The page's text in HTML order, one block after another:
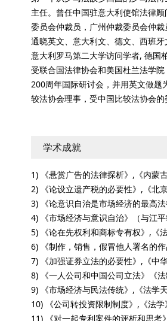
主任。曾任中国驻意大利使馆法律
委员会仲裁员，广州仲裁委员会仲
通晓英文、意大利文、德文、西班
意大利罗马第二大学访问学者, 德
受联合国法律协会和美国杜兰法学
200周年国际研讨会，并用英文做题
较法协会理事，受中国比较法协会
学术成就
1) 《悬赏广告的法律探析》,《内蒙
2) 《论设立遗产税的必要性》,《北
3) 《论意识自治是市场经济的最高
4) 《市场经济与意识自治》（与江
5) 《论在先权利和商标专有权》,《
6) 《制作，销售，假冒他人署名的
7) 《加强证券立法的必要性》,《中
8) 《一人公司和中国公司立法》《
9) 《市场经济与民法传统》,《法学
10) 《公司转投资限制制度》,《法
11) 《对一起专利案件的评析和思